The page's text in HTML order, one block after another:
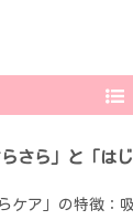
さら」と「は
ケア」の特徴：